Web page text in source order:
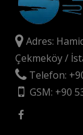
Adres:
Çekmeköy /
Telefon:
GSM: +90